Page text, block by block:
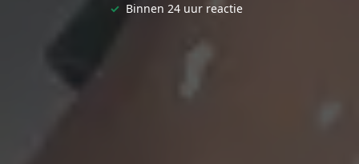
✓ Binnen 24 uur reactie